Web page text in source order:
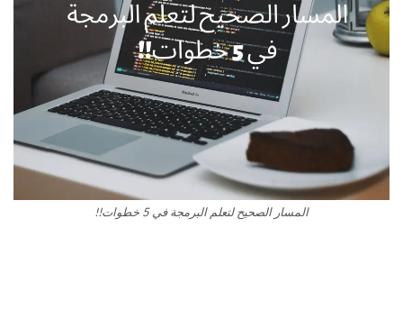
المسار الصحيح لتعلم البرمجة في 5 خطوات!!